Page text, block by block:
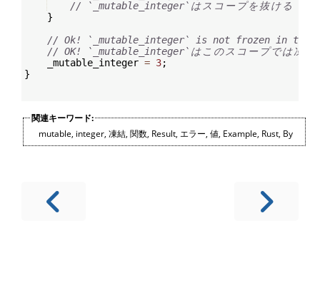
// `_mutable_integer` は ス コ ー プを抜け る
}
// Ok! `_mutable_integer` is not frozen in this
// OK! `_mutable_integer` は こ の ス コ ー プでは 凍
    _mutable_integer
= 3;
}
関連キーワード:
mutable, integer, 凍結, 関数, Result, エラー, 値, Example, Rust, By